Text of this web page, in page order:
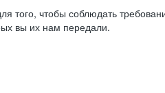
чтобы соблюдать
вы их нам передали.